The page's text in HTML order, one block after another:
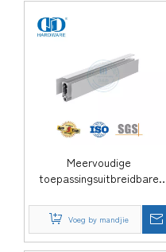
Meervoudige
toepassingsuitbreidbare
versteekte
druppelseëlbeskermingsstelle
Intumescente
Voeg by mandjie